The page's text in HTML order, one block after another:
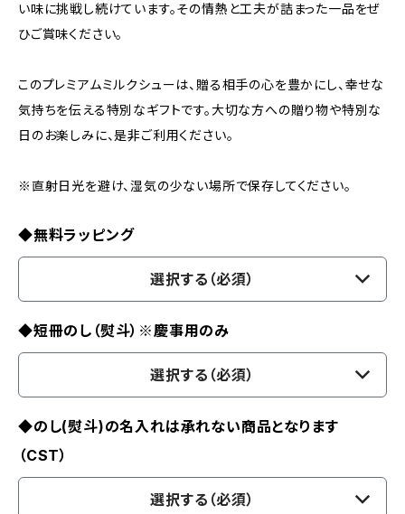
い味に挑戦し続けています。その情熱と工夫が詰まった一品をぜ
ひご賞味ください。
このプレミアムミルクシューは、贈る相手の心を豊かにし、幸せな
気持ちを伝える特別なギフトです。大切な方への贈り物や特別な
日のお楽しみに、是非ご利用ください。
※直射日光を避け、湿気の少ない場所で保存してください。
◆無料ラッピング
選択する（必須）
◆短冊のし（熨斗）※慶事用のみ
選択する（必須）
◆のし(熨斗)の名入れは承れない商品となります
（CST）
選択する（必須）